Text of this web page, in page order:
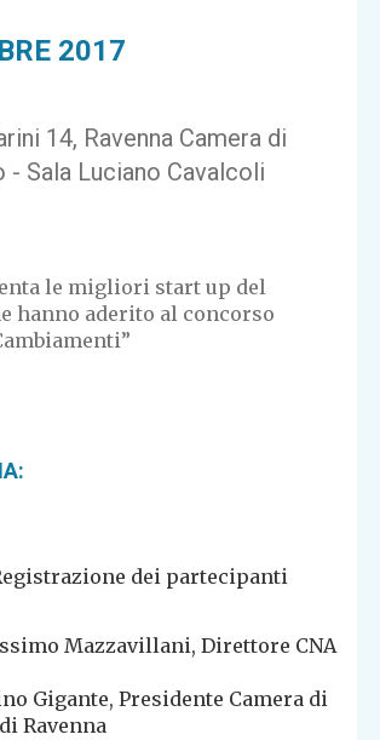
2017
14, Ravenna Camera di
- Sala Luciano Cavalcoli
le migliori start up del
hanno aderito al concorso
dei partecipanti
Mazzavillani, Direttore CNA
Gigante, Presidente Camera di
Ravenna